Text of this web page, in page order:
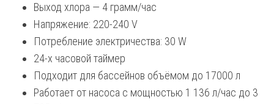
Выход хлора — 4 грамм/час
Напряжение: 220-240 V
Потребление электричества: 30 W
24-х часовой таймер
Подходит для бассейнов объёмом до 17000 л
Работает от насоса с мощностью 1 136 л/час до 3